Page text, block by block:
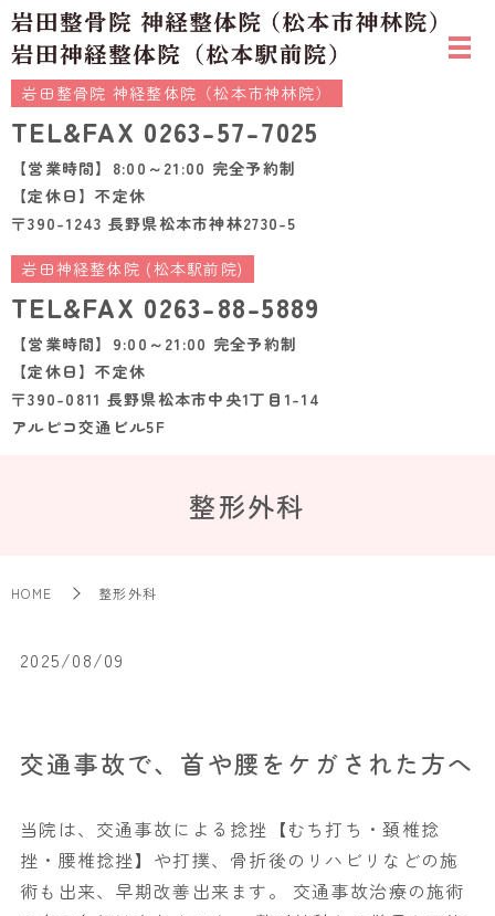
岩田整骨院 神経整体院（松本市神林院）
TEL&FAX 0263-57-7025
【営業時間】8:00～21:00 完全予約制
【定休日】不定休
〒390-1243 長野県松本市神林2730-5
岩田神経整体院 (松本駅前院)
TEL&FAX 0263-88-5889
【営業時間】9:00～21:00 完全予約制
【定休日】不定休
〒390-0811 長野県松本市中央1丁目1-14
アルピコ交通ビル5F
整形外科
HOME 整形外科
2025/08/09
交通事故で、首や腰をケガされた方へ
当院は、交通事故による捻挫【むち打ち・頚椎捻
挫・腰椎捻挫】や打撲、骨折後のリハビリなどの施
術も出来、早期改善出来ます。 交通事故治療の施術